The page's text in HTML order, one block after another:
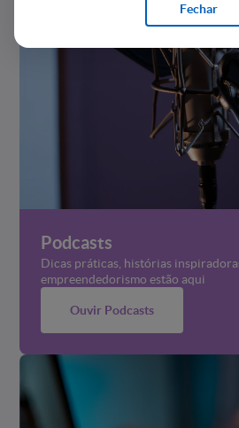
Podcasts
Dicas práticas, histórias
empreendedorismo estão aqui
Ouvir Podcasts
Fechar